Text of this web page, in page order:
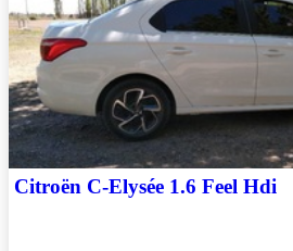
Citroën C-Elysée 1.6 Feel Hdi